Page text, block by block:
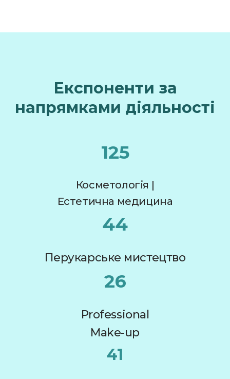
Експоненти за
напрямками діяльності
125
Косметологія |
Естетична медицина
44
Перукарське мистецтво
26
Professional
Make-up
41